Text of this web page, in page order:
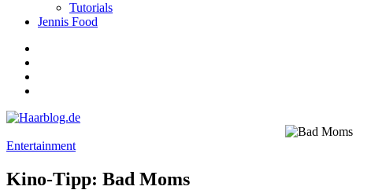
Tutorials
Jennis Food
Haarblog.de
Haarpflege | Haarstyling | Beauty | Entertainment
Entertainment
Kino-Tipp: Bad Moms